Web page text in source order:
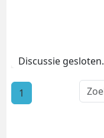
Discussie gesloten.
1